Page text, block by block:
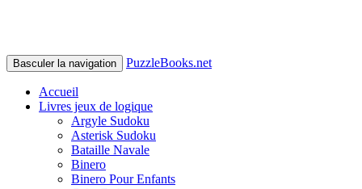
Basculer la navigation PuzzleBooks.net
Accueil
Livres jeux de logique
Argyle Sudoku
Asterisk Sudoku
Bataille Navale
Binero
Binero Pour Enfants